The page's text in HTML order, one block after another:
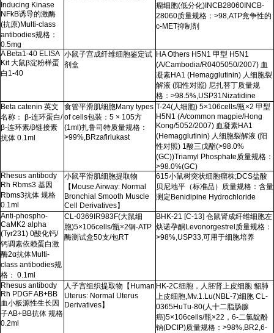
Inducing Kinase
NFkB诱导的激酶
(抗原)Multi-class
antibodies规格：
0.5mg
瘤细胞(低分化)INCB28060INCB-
28060质量规格： >98,ATP竞争性的
c-MET抑制剂
A Beta1-40 ELISA
Kit大鼠β淀粉样蛋
白 1-40
小鼠子宫成纤维细胞鉴定试
剂盒
HA Others H5N1 甲型 H5N1
(A/Cambodia/R0405050/2007) 血
凝素HA1 (Hemagglutinin) 人细胞裂
解液 (阳性对照) 尼扎替丁质量规
格： >98.5%,USP31Nizatidine
Beta catenin 英文
名称： β-连环蛋白/
β-连环素/β链接素
抗体 0.1ml
食管平滑肌细胞Many types
of cells包装： 5 × 105方
(1ml)扎鲁司特质量规格：
>99%,BRzafirlukast
T-24(人细胞) 5×106cells/瓶×2 甲型
H5N1 (A/common magpie/Hong
Kong/5052/2007) 血凝素HA1
(Hemagglutinin) 人细胞裂解液 (阳
性对照) 1酸三戊酯(>98.0%
(GC))Triamyl Phosphate质量规格：
>98.0%(GC)
Rhesus antibody
Rh Rbms3 基因
Rbms3抗体 规格
0.1ml
小鼠平滑肌细胞提取物
【 Mouse Airway: Normal
Bronchial Smooth Muscle
Cell Derivatives】
615小鼠树突状细胞瘤株;DCS盐酸
贝尼地平（标准品）质量规格：含量
测定 Benidipine Hydrochloride
Anti-phospho-
CaMK2 alpha
(Tyr231) 0酸化钙/
钙调素依赖蛋白激
酶2α抗体Multi-
class antibodies规
格： 0.1ml
CL-0369IR983F(大鼠细
胞)5×106cells/瓶×2铜-ATP
酶测试盒50支/包RT
BHK-21 [C-13] 仓鼠肾成纤维细胞左
炔诺孕酮 Levonorgestrel 质量规格：
>98%,USP33,可用于细胞培养
Rhesus antibody
Rh PDGF AB+BB
血小板源性生长因
子AB+BB抗体 规格
0.2ml
人子宫组织提取物【 Human
Uterus: Normal Uterus
Derivatives】
HK-2C细胞，人胚肾上皮细胞 貂肺
上皮细胞,Mv.1.Lu(NBL-7)细胞 CL-
0365HuTu-80(人十二脂肠腺
癌)5×106cells/瓶×22 ， 6-二氯靛酚
钠(DCIP)质量规格： >98%,BR2,6-